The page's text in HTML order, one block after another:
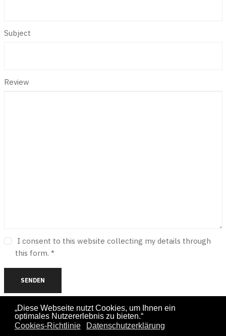
„Diese Webseite nutzt Cookies, um Ihnen ein
optimales Nutzererlebnis zu bieten.“
Cookies-Richtlinie
Datenschutzerklärung
Subject
Review
I consent to this website collecting my details through
this form. *
SENDEN
Impressum
Sitemap
HTML
Cookie
Richtlinie
Datenschutzerklärung